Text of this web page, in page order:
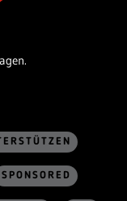
SPONSORED